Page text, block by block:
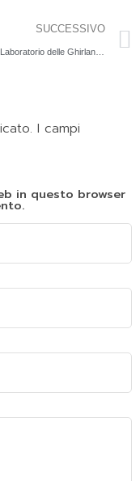
SUCCESSIVO
Cena con Laboratorio delle Ghirlande Natalizie | 20 Dic
I campi
in questo browser